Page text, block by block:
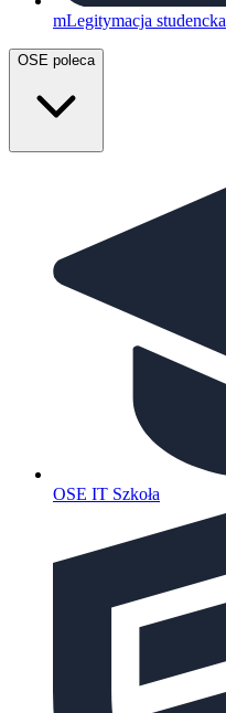
mLegitymacja studencka
OSE poleca
OSE IT Szkoła